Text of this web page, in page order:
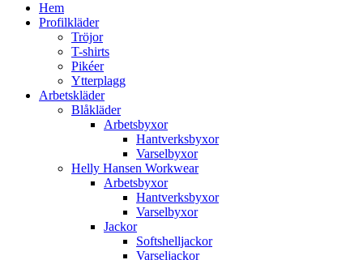
Hem
Profilkläder
Tröjor
T-shirts
Pikéer
Ytterplagg
Arbetskläder
Blåkläder
Arbetsbyxor
Hantverksbyxor
Varselbyxor
Helly Hansen Workwear
Arbetsbyxor
Hantverksbyxor
Varselbyxor
Jackor
Softshelljackor
Varseljackor